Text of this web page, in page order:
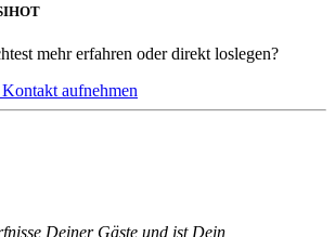
mehr erfahren oder direkt loslegen?
Kontakt aufnehmen
Deiner Gäste und ist Dein